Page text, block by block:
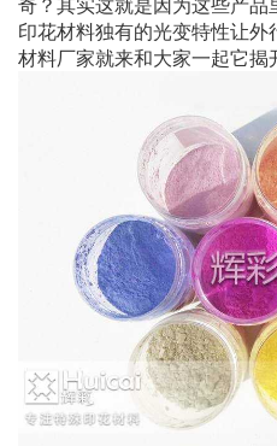
印花材料独有的光变特性让
材料厂家就来和大家一起它揭